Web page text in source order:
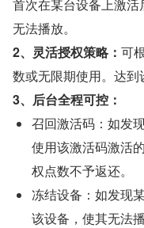
首次在某台设备上激
无法播放。
2、灵活授权策略： 可
数或无限期使用。达到
3、后台全程可控：
召回激活码：如发
使用该激活码激活
权点数不予返还。
冻结设备：如发现
该设备，使其无法